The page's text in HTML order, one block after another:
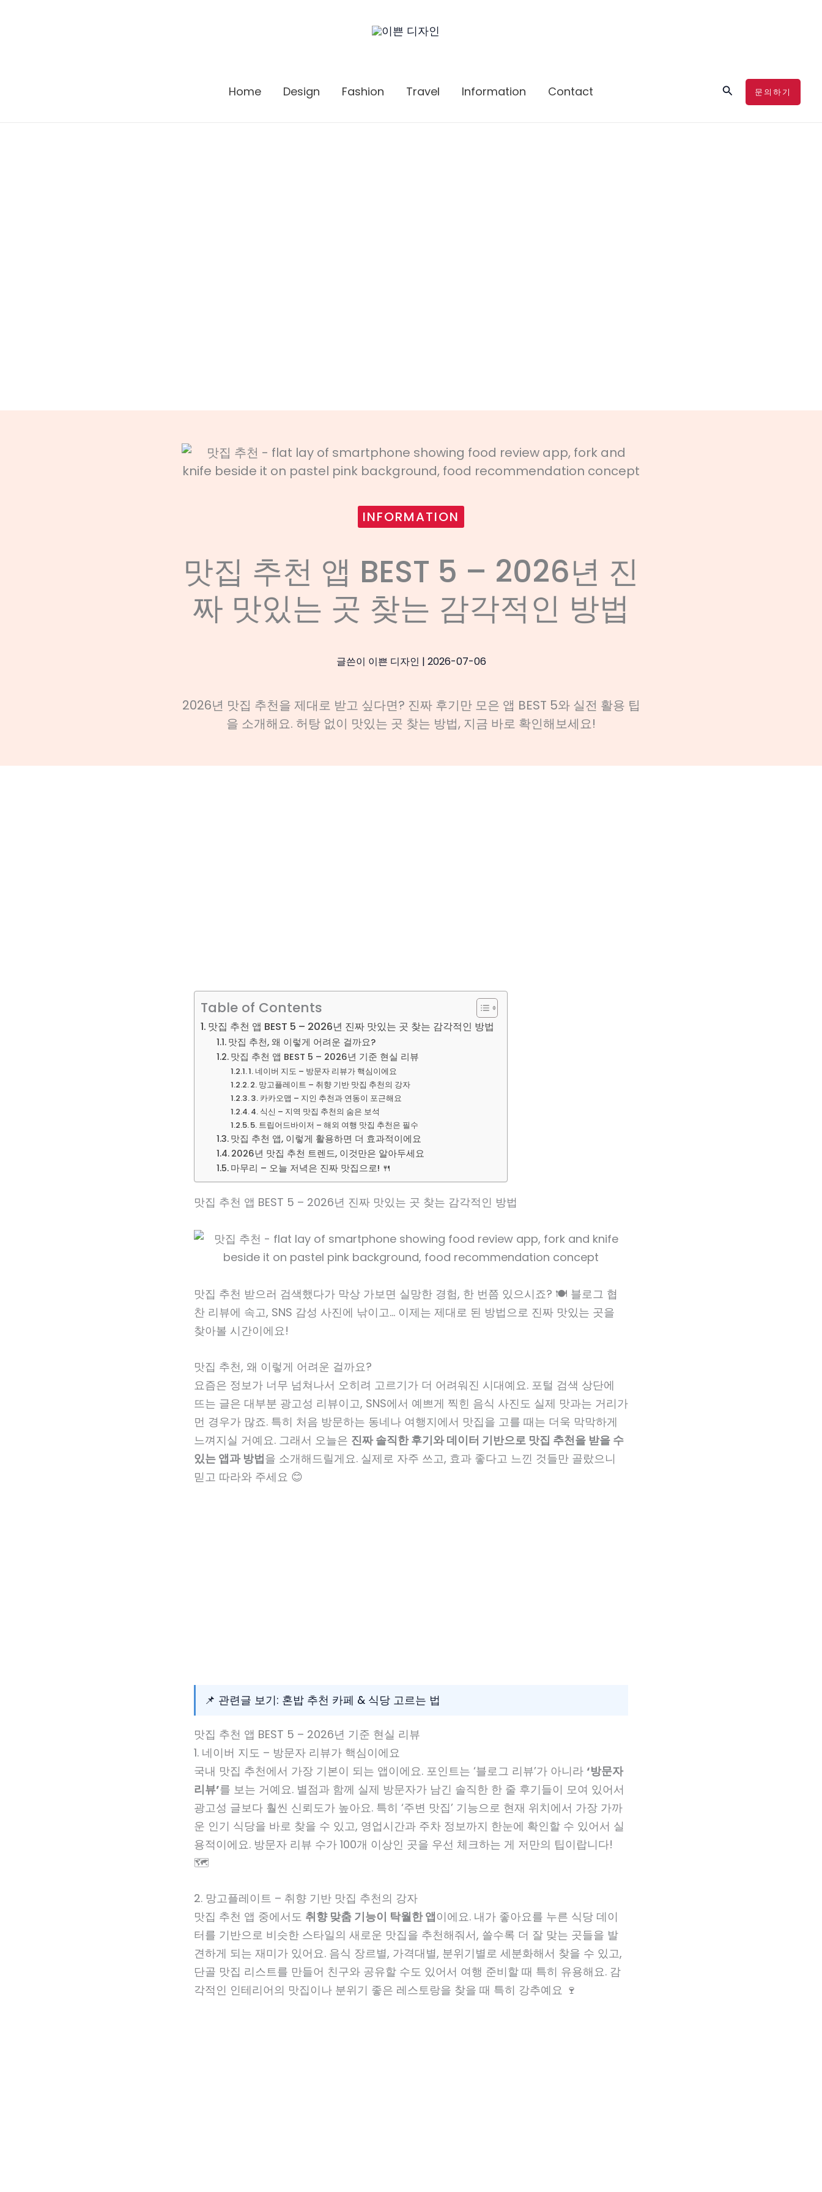
Home Design Fashion Travel Information Contact
검
문의하기
INFORMATION
맛집 추천 앱 BEST 5 – 2026년 진
짜 맛있는 곳 찾는 감각적인 방법
글쓴이 이쁜 디자인 | 2026-07-06
2026년 맛집 추천을 제대로 받고 싶다면? 진짜 후기만 모은 앱 BEST 5와 실전 활용 팁
을 소개해요. 허탕 없이 맛있는 곳 찾는 방법, 지금 바로 확인해보세요!
Table of Contents
맛집 추천 앱 BEST 5 – 2026년 진짜 맛있는 곳 찾는 감각적인 방법
맛집 추천, 왜 이렇게 어려운 걸까요?
맛집 추천 앱 BEST 5 – 2026년 기준 현실 리뷰
1. 네이버 지도 – 방문자 리뷰가 핵심이에요
2. 망고플레이트 – 취향 기반 맛집 추천의 강자
3. 카카오맵 – 지인 추천과 연동이 포근해요
4. 식신 – 지역 맛집 추천의 숨은 보석
5. 트립어드바이저 – 해외 여행 맛집 추천은 필수
맛집 추천 앱, 이렇게 활용하면 더 효과적이에요
2026년 맛집 추천 트렌드, 이것만은 알아두세요
마무리 – 오늘 저녁은 진짜 맛집으로! 🍴
맛집 추천 앱 BEST 5 – 2026년 진짜 맛있는 곳 찾는 감각적인 방법
맛집 추천 받으러 검색했다가 막상 가보면 실망한 경험, 한 번쯤 있으시죠? 🍽️ 블로그 협
찬 리뷰에 속고, SNS 감성 사진에 낚이고… 이제는 제대로 된 방법으로 진짜 맛있는 곳을
찾아볼 시간이에요!
맛집 추천, 왜 이렇게 어려운 걸까요?
요즘은 정보가 너무 넘쳐나서 오히려 고르기가 더 어려워진 시대예요. 포털 검색 상단에
뜨는 글은 대부분 광고성 리뷰이고, SNS에서 예쁘게 찍힌 음식 사진도 실제 맛과는 거리가
먼 경우가 많죠. 특히 처음 방문하는 동네나 여행지에서 맛집을 고를 때는 더욱 막막하게
느껴지실 거예요. 그래서 오늘은 진짜 솔직한 후기와 데이터 기반으로 맛집 추천을 받을 수
있는 앱과 방법을 소개해드릴게요. 실제로 자주 쓰고, 효과 좋다고 느낀 것들만 골랐으니
믿고 따라와 주세요 😊
📌 관련글 보기: 혼밥 추천 카페 & 식당 고르는 법
맛집 추천 앱 BEST 5 – 2026년 기준 현실 리뷰
1. 네이버 지도 – 방문자 리뷰가 핵심이에요
국내 맛집 추천에서 가장 기본이 되는 앱이에요. 포인트는 ‘블로그 리뷰’가 아니라 ‘방문자
리뷰’를 보는 거예요. 별점과 함께 실제 방문자가 남긴 솔직한 한 줄 후기들이 모여 있어서
광고성 글보다 훨씬 신뢰도가 높아요. 특히 ‘주변 맛집’ 기능으로 현재 위치에서 가장 가까
운 인기 식당을 바로 찾을 수 있고, 영업시간과 주차 정보까지 한눈에 확인할 수 있어서 실
용적이에요. 방문자 리뷰 수가 100개 이상인 곳을 우선 체크하는 게 저만의 팁이랍니다!
🗺️
2. 망고플레이트 – 취향 기반 맛집 추천의 강자
맛집 추천 앱 중에서도 취향 맞춤 기능이 탁월한 앱이에요. 내가 좋아요를 누른 식당 데이
터를 기반으로 비슷한 스타일의 새로운 맛집을 추천해줘서, 쓸수록 더 잘 맞는 곳들을 발
견하게 되는 재미가 있어요. 음식 장르별, 가격대별, 분위기별로 세분화해서 찾을 수 있고,
단골 맛집 리스트를 만들어 친구와 공유할 수도 있어서 여행 준비할 때 특히 유용해요. 감
각적인 인테리어의 맛집이나 분위기 좋은 레스토랑을 찾을 때 특히 강추예요 🍷